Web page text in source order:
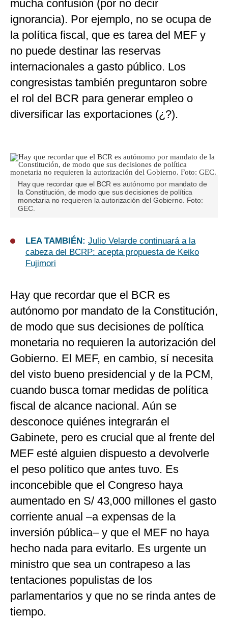
mucha confusión (por no decir
ignorancia). Por ejemplo, no se ocupa de
la política fiscal, que es tarea del MEF y
no puede destinar las reservas
internacionales a gasto público. Los
congresistas también preguntaron sobre
el rol del BCR para generar empleo o
diversificar las exportaciones (¿?).
Hay que recordar que el BCR es autónomo por mandato de
la Constitución, de modo que sus decisiones de política
monetaria no requieren la autorización del Gobierno. Foto:
GEC.
LEA TAMBIÉN: Julio Velarde continuará a la
cabeza del BCRP: acepta propuesta de Keiko
Fujimori
Hay que recordar que el BCR es
autónomo por mandato de la Constitución,
de modo que sus decisiones de política
monetaria no requieren la autorización del
Gobierno. El MEF, en cambio, sí necesita
del visto bueno presidencial y de la PCM,
cuando busca tomar medidas de política
fiscal de alcance nacional. Aún se
desconoce quiénes integrarán el
Gabinete, pero es crucial que al frente del
MEF esté alguien dispuesto a devolverle
el peso político que antes tuvo. Es
inconcebible que el Congreso haya
aumentado en S/ 43,000 millones el gasto
corriente anual –a expensas de la
inversión pública– y que el MEF no haya
hecho nada para evitarlo. Es urgente un
ministro que sea un contrapeso a las
tentaciones populistas de los
parlamentarios y que no se rinda antes de
tiempo.